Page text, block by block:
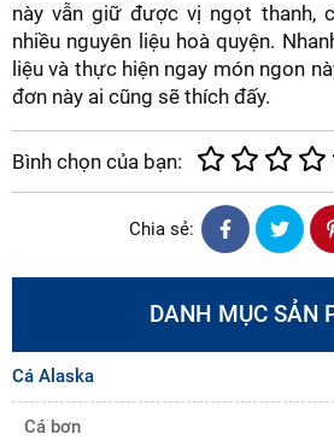
này vẫn giữ được vị ngọt thanh,
nhiều nguyên liệu hoà quyện.
liệu và thực hiện ngay món ngon
đơn này ai cũng sẽ thích đấy.
Bình chọn của bạn:
Chia sẻ:
DANH MỤC SẢN
Cá Alaska
Cá bơn